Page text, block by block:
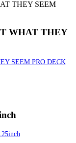
WHAT THEY
SEEM PRO DECK